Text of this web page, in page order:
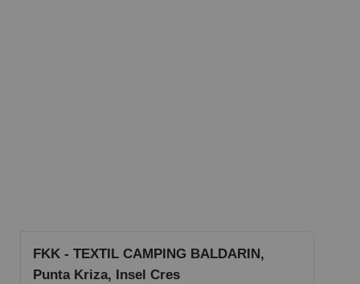
FKK - TEXTIL CAMPING BALDARIN,
Punta Kriza, Insel Cres